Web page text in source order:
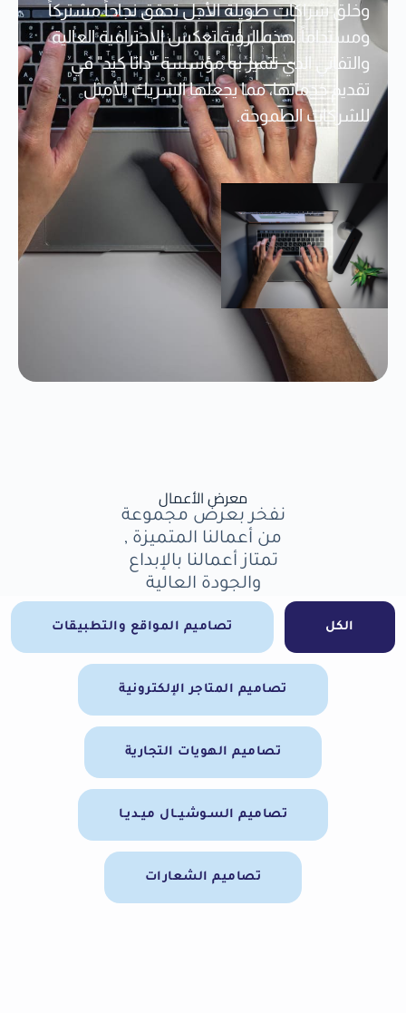
وخلق شراكات طويلة الأجل تحقق نجاحاً مشتركاً
ومستداماً. هذه الرؤية تعكس الاحترافية العالية
والتفاني الذي تتميز به مؤسسة "داتا كيد" في
تقديم خدماتها، مما يجعلها الشريك الأمثل
للشركات الطموحة.
معرض الأعمال
نفخر بعرض مجموعة
من أعمالنا المتميزة ,
تمتاز أعمالنا بالإبداع
والجودة العالية
الكل تصاميم المواقع والتطبيقات
تصاميم المتاجر الإلكترونية
تصاميم الهويات التجارية
تصاميم السـوشيــال ميـديـا
تصاميم الشعارات